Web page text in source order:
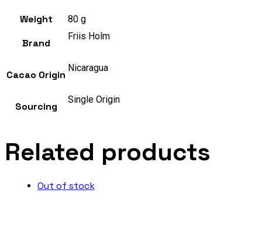
Weight 80 g
Brand
Friis Holm
Cacao Origin
Nicaragua
Sourcing
Single Origin
Related products
Out of stock